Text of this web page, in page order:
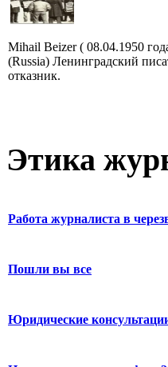
Mihail Beizer ( 08.04.1950
(Russia) Ленинградский
отказник.
Этика
Работа журналиста в
Пошли вы все
Юридические